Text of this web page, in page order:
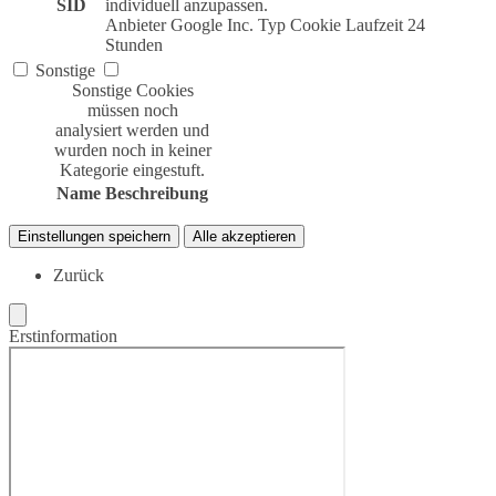
SID
individuell anzupassen.
Anbieter Google Inc. Typ Cookie Laufzeit 24
Stunden
Sonstige
Sonstige Cookies
müssen noch
analysiert werden und
wurden noch in keiner
Kategorie eingestuft.
Name Beschreibung
Einstellungen speichern Alle akzeptieren
Zurück
Erstinformation